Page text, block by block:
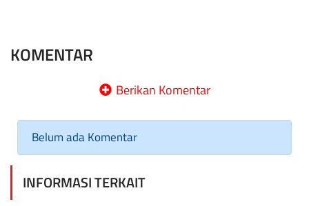
KOMENTAR
Berikan Komentar
Belum ada Komentar
INFORMASI TERKAIT